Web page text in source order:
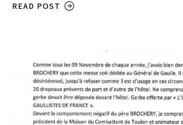
READ POST